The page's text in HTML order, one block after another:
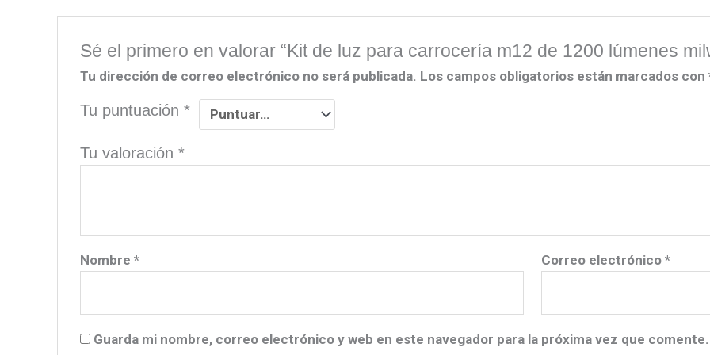
Sé el primero en valorar “Kit de luz para carrocería m12 de 1200 lúmenes
Tu dirección de correo electrónico no será publicada. Los campos obligatorios están marcados con
Tu puntuación*
Tu valoración*
Nombre* Correo electrónico*
Guarda mi nombre, correo electrónico y web en este navegador para la próxima vez que comente.